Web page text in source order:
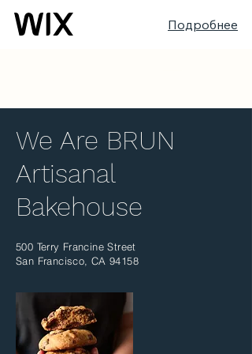
Подробнее